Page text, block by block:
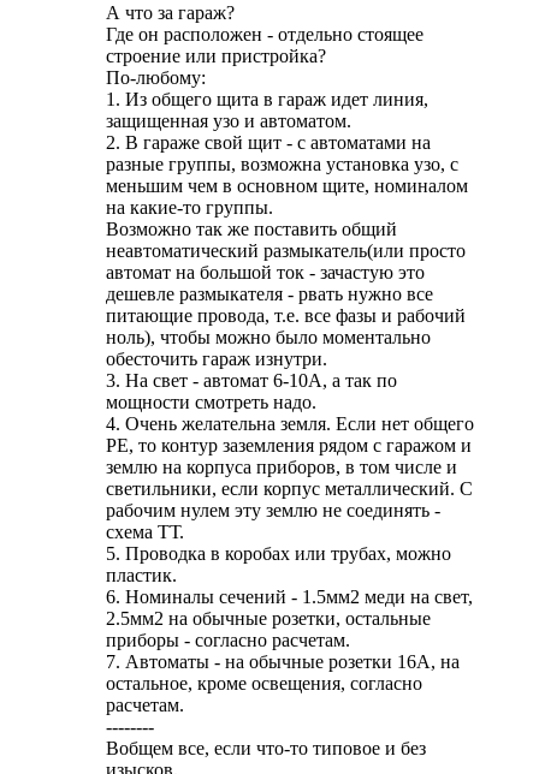
А что за гараж?
Где он расположен - отдельно стоящее
строение или пристройка?
По-любому:
1. Из общего щита в гараж идет линия,
защищенная узо и автоматом.
2. В гараже свой щит - с автоматами на
разные группы, возможна установка узо, с
меньшим чем в основном щите, номиналом
на какие-то группы.
Возможно так же поставить общий
неавтоматический размыкатель(или просто
автомат на большой ток - зачастую это
дешевле размыкателя - рвать нужно все
питающие провода, т.е. все фазы и рабочий
ноль), чтобы можно было моментально
обесточить гараж изнутри.
3. На свет - автомат 6-10А, а так по
мощности смотреть надо.
4. Очень желательна земля. Если нет общего
PE, то контур заземления рядом с гаражом и
землю на корпуса приборов, в том числе и
светильники, если корпус металлический. С
рабочим нулем эту землю не соединять -
схема ТТ.
5. Проводка в коробах или трубах, можно
пластик.
6. Номиналы сечений - 1.5мм2 меди на свет,
2.5мм2 на обычные розетки, остальные
приборы - согласно расчетам.
7. Автоматы - на обычные розетки 16А, на
остальное, кроме освещения, согласно
расчетам.
--------
Вобщем все, если что-то типовое и без
изысков.